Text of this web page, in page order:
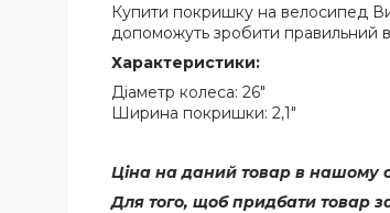
Купити покришку на велосипед
допоможуть зробити правильний
Характеристики:
Діаметр колеса: 26"
Ширина покришки: 2,1"
Ціна на даний товар в нашому
Для того, щоб придбати товар